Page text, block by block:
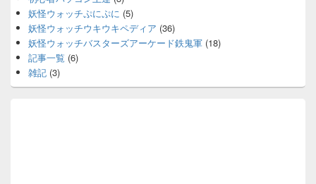
妖怪ウォッチぷにぷに (5)
妖怪ウォッチウキウキペディア (36)
妖怪ウォッチバスターズアーケード鉄鬼軍 (18)
記事一覧 (6)
雑記 (3)